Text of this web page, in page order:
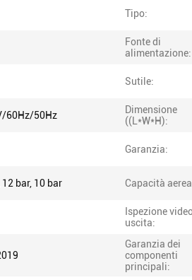
Tipo:
Fonte di
alimentazione:
Sutile:
60Hz/50Hz
Dimensione
((L*W*H):
Garanzia:
12 bar, 10 bar Capacità
Ispezione
uscita:
Garanzia dei
componenti
principali: